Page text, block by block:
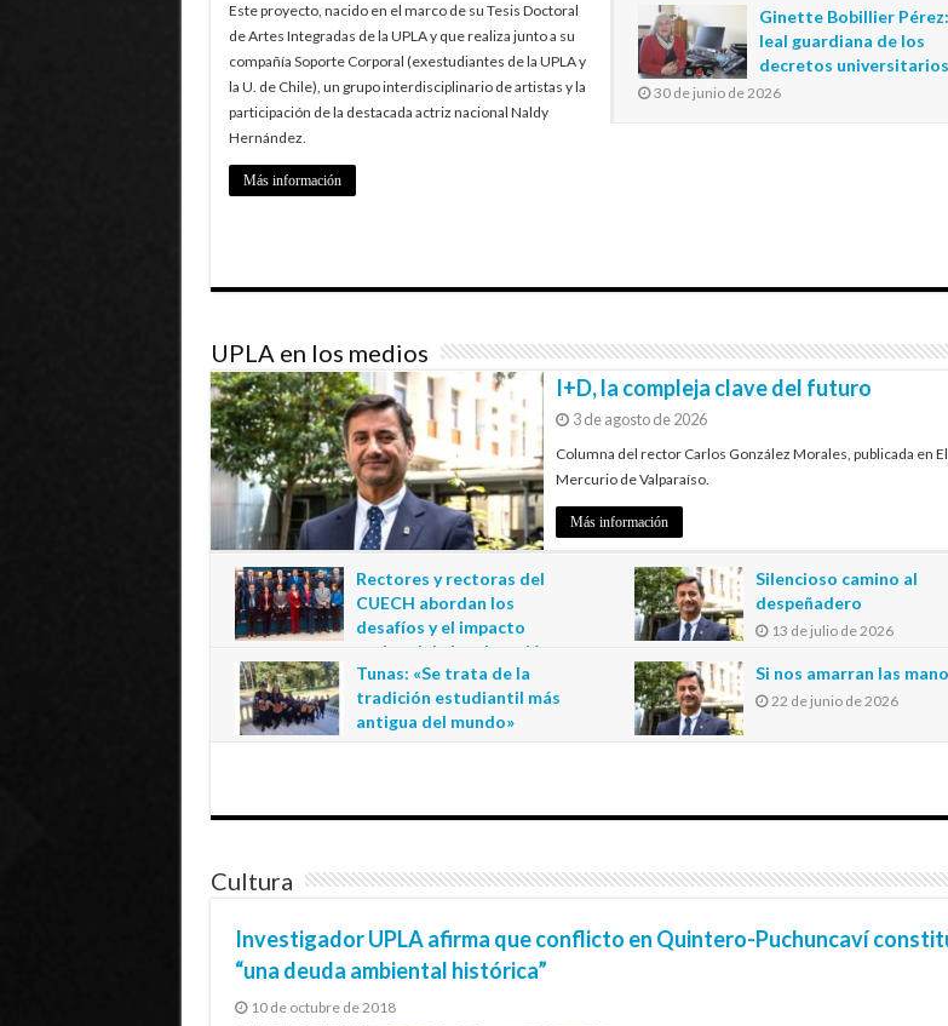
Este proyecto, nacido en el marco de su Tesis Doctoral
de Artes Integradas de la UPLA y que realiza junto a su
compañía Soporte Corporal (exestudiantes de la UPLA y
la U. de Chile), un grupo interdisciplinario de artistas y la
participación de la destacada actriz nacional Naldy
Hernández.
Más información
Ginette Bobillier
leal guardiana de los
decretos universitarios
30 de junio de 2026
UPLA en los medios
I+D, la compleja clave del futuro
3 de agosto de 2026
Columna del rector Carlos González Morales, publicada en El
Mercurio de Valparaíso.
Más información
Rectores y rectoras del
CUECH abordan los
desafíos y el impacto
regional de la educación
estatal en Tarapacá
20 de julio de 2026
Silencioso camino al
despeñadero
13 de julio de 2026
Tunas: «Se trata de la
tradición estudiantil más
antigua del mundo»
Si nos amarran las
22 de junio de 2026
Cultura
Investigador UPLA afirma que conflicto en Quintero-Puchuncaví
“una deuda ambiental histórica”
10 de octubre de 2018